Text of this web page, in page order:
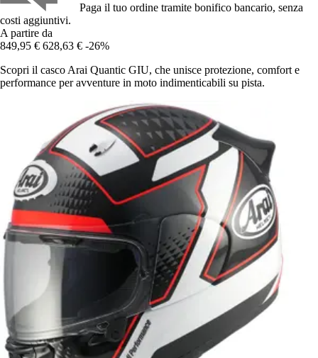
Paga il tuo ordine tramite bonifico bancario, senza
costi aggiuntivi.
A partire da
849,95 € 628,63 € -26%
Scopri il casco Arai Quantic GIU, che unisce protezione, comfort e
performance per avventure in moto indimenticabili su pista.